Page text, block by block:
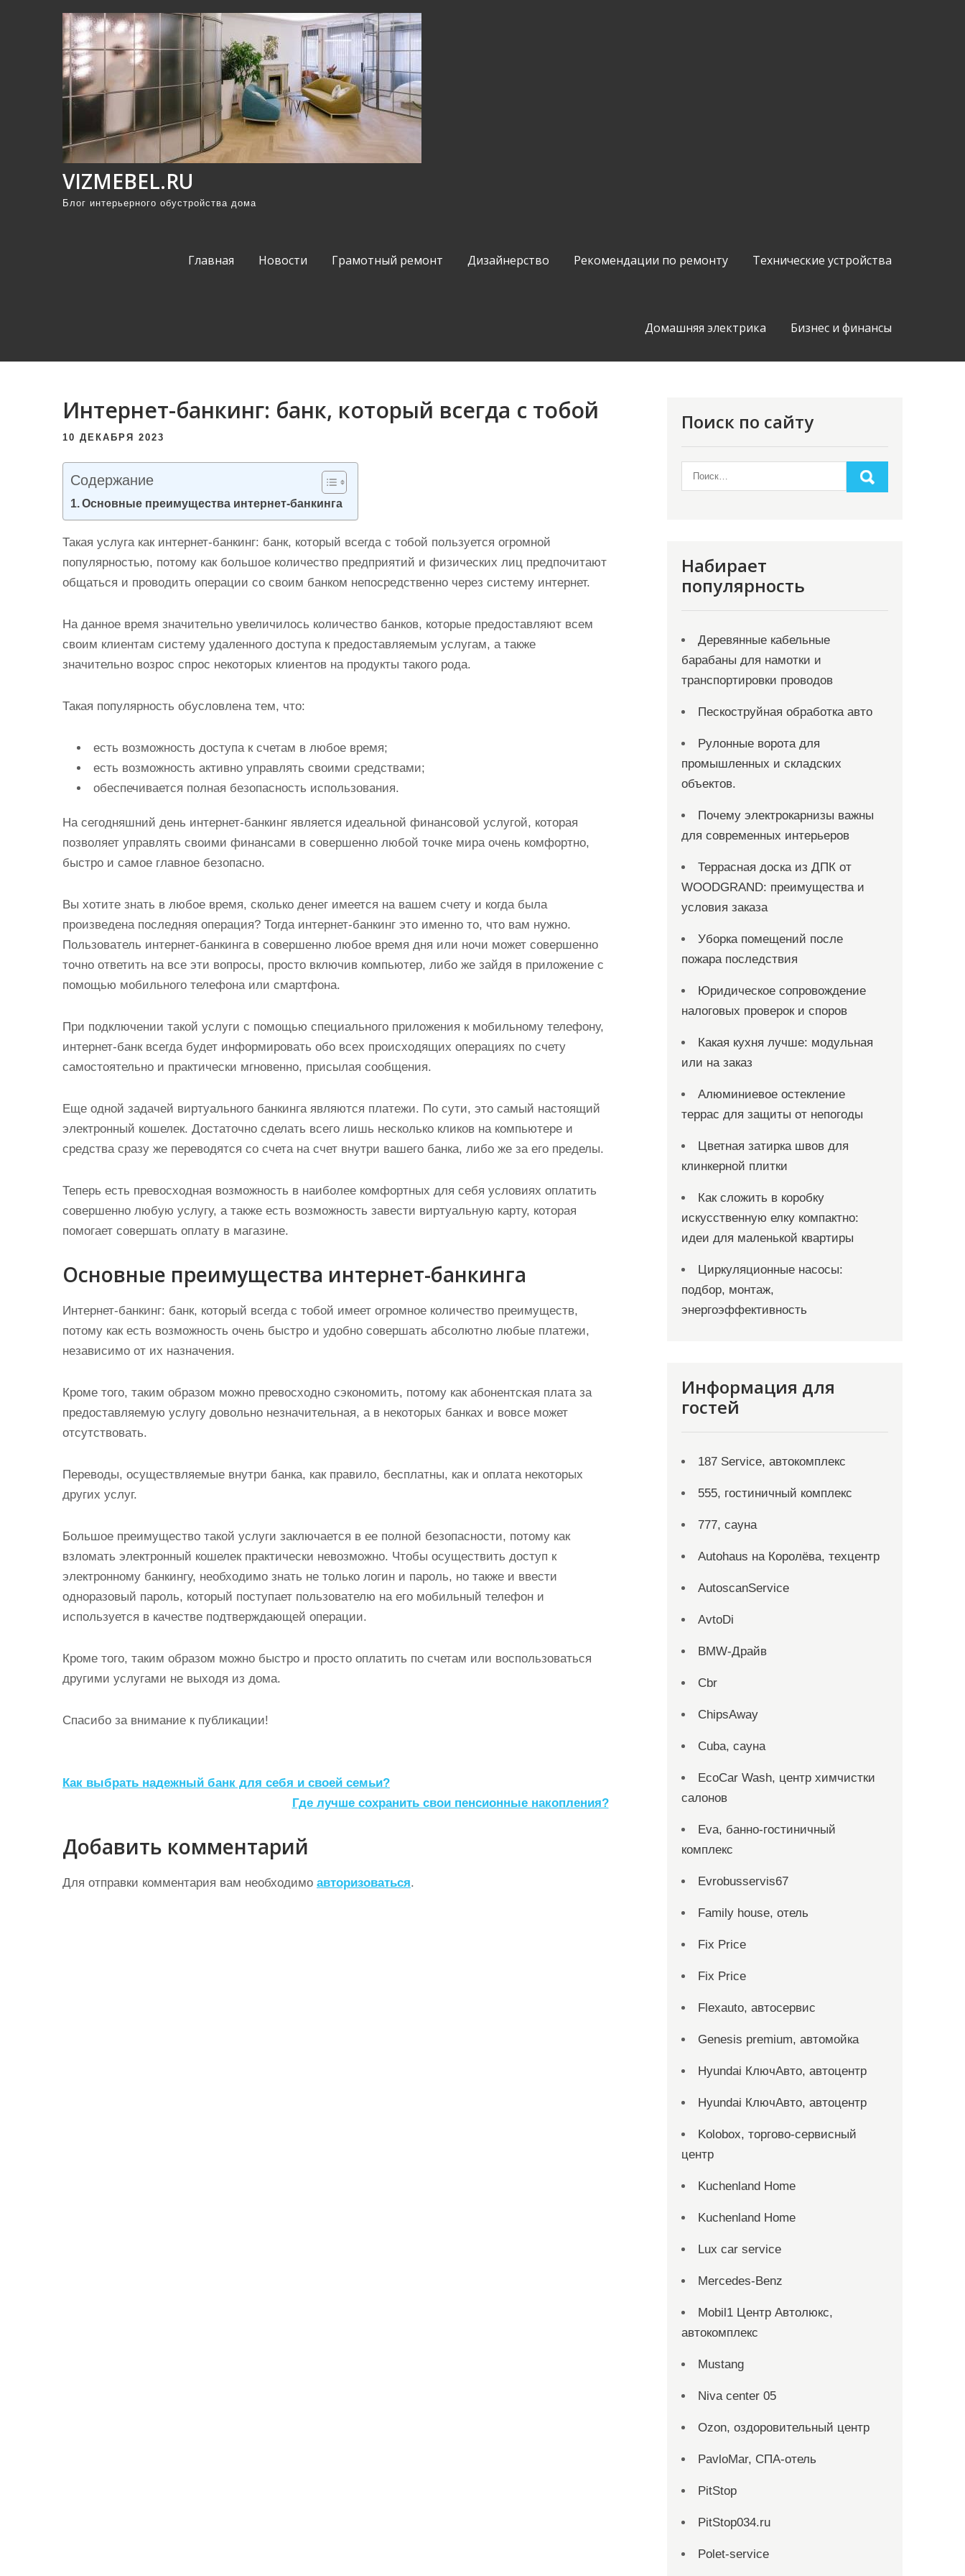
VIZMEBEL.RU
Блог интерьерного обустройства дома
Главная Новости Грамотный ремонт Дизайнерство Рекомендации по ремонту Технические устройства
Домашняя электрика Бизнес и финансы
Интернет-банкинг: банк, который всегда с тобой
10 ДЕКАБРЯ 2023
Содержание
Основные преимущества интернет-банкинга
Такая услуга как интернет-банкинг: банк, который всегда с тобой пользуется огромной
популярностью, потому как большое количество предприятий и физических лиц предпочитают
общаться и проводить операции со своим банком непосредственно через систему интернет.
На данное время значительно увеличилось количество банков, которые предоставляют всем
своим клиентам систему удаленного доступа к предоставляемым услугам, а также
значительно возрос спрос некоторых клиентов на продукты такого рода.
Такая популярность обусловлена тем, что:
есть возможность доступа к счетам в любое время;
есть возможность активно управлять своими средствами;
обеспечивается полная безопасность использования.
На сегодняшний день интернет-банкинг является идеальной финансовой услугой, которая
позволяет управлять своими финансами в совершенно любой точке мира очень комфортно,
быстро и самое главное безопасно.
Вы хотите знать в любое время, сколько денег имеется на вашем счету и когда была
произведена последняя операция? Тогда интернет-банкинг это именно то, что вам нужно.
Пользователь интернет-банкинга в совершенно любое время дня или ночи может совершенно
точно ответить на все эти вопросы, просто включив компьютер, либо же зайдя в приложение с
помощью мобильного телефона или смартфона.
При подключении такой услуги с помощью специального приложения к мобильному телефону,
интернет-банк всегда будет информировать обо всех происходящих операциях по счету
самостоятельно и практически мгновенно, присылая сообщения.
Еще одной задачей виртуального банкинга являются платежи. По сути, это самый настоящий
электронный кошелек. Достаточно сделать всего лишь несколько кликов на компьютере и
средства сразу же переводятся со счета на счет внутри вашего банка, либо же за его пределы.
Теперь есть превосходная возможность в наиболее комфортных для себя условиях оплатить
совершенно любую услугу, а также есть возможность завести виртуальную карту, которая
помогает совершать оплату в магазине.
Основные преимущества интернет-банкинга
Интернет-банкинг: банк, который всегда с тобой имеет огромное количество преимуществ,
потому как есть возможность очень быстро и удобно совершать абсолютно любые платежи,
независимо от их назначения.
Кроме того, таким образом можно превосходно сэкономить, потому как абонентская плата за
предоставляемую услугу довольно незначительная, а в некоторых банках и вовсе может
отсутствовать.
Переводы, осуществляемые внутри банка, как правило, бесплатны, как и оплата некоторых
других услуг.
Большое преимущество такой услуги заключается в ее полной безопасности, потому как
взломать электронный кошелек практически невозможно. Чтобы осуществить доступ к
электронному банкингу, необходимо знать не только логин и пароль, но также и ввести
одноразовый пароль, который поступает пользователю на его мобильный телефон и
используется в качестве подтверждающей операции.
Кроме того, таким образом можно быстро и просто оплатить по счетам или воспользоваться
другими услугами не выходя из дома.
Спасибо за внимание к публикации!
Н
в
и
г
Как выбрать надежный банк для себя и своей семьи?
Где лучше сохранить свои пенсионные накопления?
Добавить комментарий
Для отправки комментария вам необходимо авторизоваться.
Поиск по сайту
Набирает
популярность
Деревянные кабельные
барабаны для намотки и
транспортировки проводов
Пескоструйная обработка авто
Рулонные ворота для
промышленных и складских
объектов.
Почему электрокарнизы важны
для современных интерьеров
Террасная доска из ДПК от
WOODGRAND: преимущества и
условия заказа
Уборка помещений после
пожара последствия
Юридическое сопровождение
налоговых проверок и споров
Какая кухня лучше: модульная
или на заказ
Алюминиевое остекление
террас для защиты от непогоды
Цветная затирка швов для
клинкерной плитки
Как сложить в коробку
искусственную елку компактно:
идеи для маленькой квартиры
Циркуляционные насосы:
подбор, монтаж,
энергоэффективность
Информация для
гостей
187 Service, автокомплекс
555, гостиничный комплекс
777, сауна
Autohaus на Королёва, техцентр
AutoscanService
AvtoDi
BMW-Драйв
Cbr
ChipsAway
Cuba, сауна
EcoCar Wash, центр химчистки
салонов
Eva, банно-гостиничный
комплекс
Evrobusservis67
Family house, отель
Fix Price
Fix Price
Flexauto, автосервис
Genesis premium, автомойка
Hyundai КлючАвто, автоцентр
Hyundai КлючАвто, автоцентр
Kolobox, торгово-сервисный
центр
Kuchenland Home
Kuchenland Home
Lux car service
Mercedes-Benz
Mobil1 Центр Автолюкс,
автокомплекс
Mustang
Niva center 05
Ozon, оздоровительный центр
PavloMar, СПА-отель
PitStop
PitStop034.ru
Polet-service